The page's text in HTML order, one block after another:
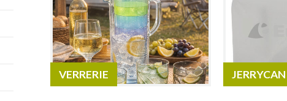
VERRERIE JERRYCAN